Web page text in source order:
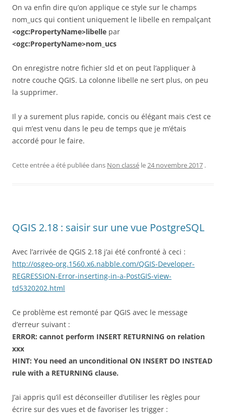
On va enfin dire qu’on applique ce style sur le champs
nom_ucs qui contient uniquement le libelle en rempalçant
<ogc:PropertyName>libelle par
<ogc:PropertyName>nom_ucs
On enregistre notre fichier sld et on peut l’appliquer à
notre couche QGIS. La colonne libelle ne sert plus, on peu
la supprimer.
Il y a surement plus rapide, concis ou élégant mais c’est ce
qui m’est venu dans le peu de temps que je m’étais
accordé pour le faire.
Cette entrée a été publiée dans Non classé le24 novembre 2017 .
QGIS 2.18 : saisir sur une vue PostgreSQL
Avec l’arrivée de QGIS 2.18 j’ai été confronté à ceci :
http://osgeo-org.1560.x6.nabble.com/QGIS-Developer-
REGRESSION-Error-inserting-in-a-PostGIS-view-
td5320202.html
Ce problème est remonté par QGIS avec le message
d’erreur suivant :
ERROR: cannot perform INSERT RETURNING on relation
xxx
HINT: You need an unconditional ON INSERT DO INSTEAD
rule with a RETURNING clause.
J’ai appris qu’il est déconseiller d’utiliser les règles pour
écrire sur des vues et de favoriser les trigger :